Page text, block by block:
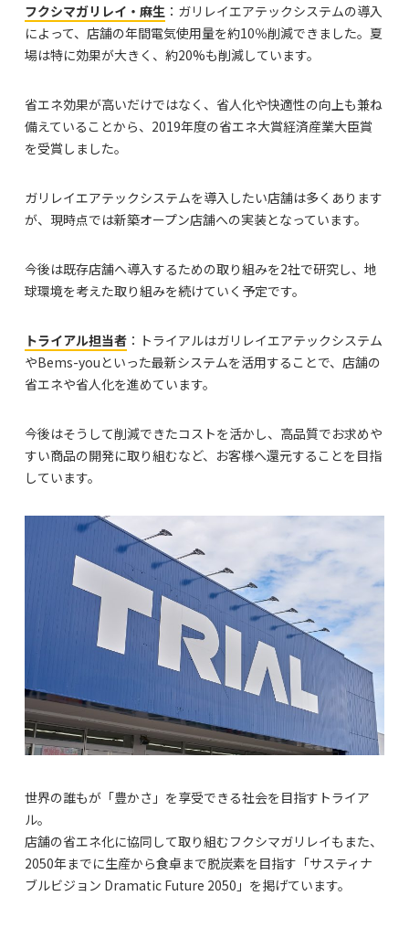
フクシマガリレイ・麻生 ：ガリレイエアテックシステムの導入
によって、店舗の年間電気使用量を約10％削減できました。夏
場は特に効果が大きく、約20%も削減しています。
省エネ効果が高いだけではなく、省人化や快適性の向上も兼ね
備えていることから、2019年度の省エネ大賞経済産業大臣賞
を受賞しました。
ガリレイエアテックシステムを導入したい店舗は多くあります
が、現時点では新築オープン店舗への実装となっています。
今後は既存店舗へ導入するための取り組みを2社で研究し、地
球環境を考えた取り組みを続けていく予定です。
トライアル担当者 ：トライアルはガリレイエアテックシステム
やBems-youといった最新システムを活用することで、店舗の
省エネや省人化を進めています。
今後はそうして削減できたコストを活かし、高品質でお求めや
すい商品の開発に取り組むなど、お客様へ還元することを目指
しています。
世界の誰もが「豊かさ」を享受できる社会を目指すトライア
ル。
店舗の省エネ化に協同して取り組むフクシマガリレイもまた、
2050年までに生産から食卓まで脱炭素を目指す「サスティナ
ブルビジョン Dramatic Future 2050」を掲げています。